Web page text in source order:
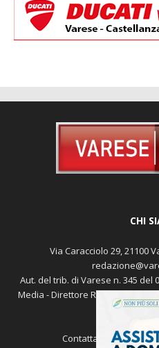
Via Caracciolo 29, 21100
Aut. del trib. di Varese n. 345
Media - Direttore Responsabile: